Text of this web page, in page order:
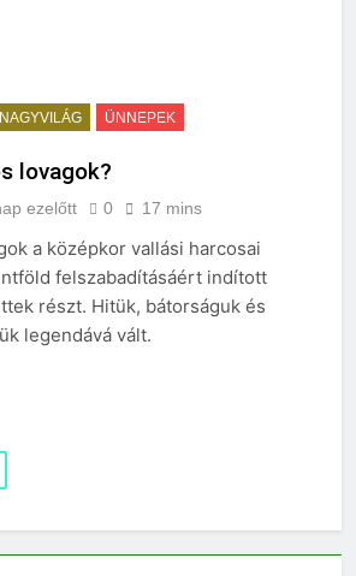
NAGYVILÁG ÜNNEPEK
lovagok?
ezelőtt 0 17 mins
a középkor vallási harcosai
felszabadításáért indított
részt. Hitük, bátorságuk és
legendává vált.